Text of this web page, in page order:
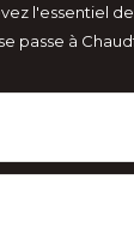
l'essentiel
passe à